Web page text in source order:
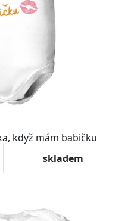
když mám babičku
skladem